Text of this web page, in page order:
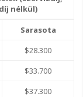
nélkül)
Sarasota
$28.300
$33.700
$37.300